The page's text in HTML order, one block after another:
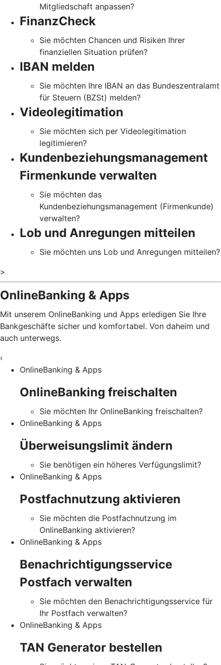
Mitgliedschaft anpassen?
FinanzCheck
Sie möchten Chancen und Risiken Ihrer
finanziellen Situation prüfen?
IBAN melden
Sie möchten Ihre IBAN an das Bundeszentralamt
für Steuern (BZSt) melden?
Videolegitimation
Sie möchten sich per Videolegitimation
legitimieren?
Kundenbeziehungsmanagement
Firmenkunde verwalten
Sie möchten das
Kundenbeziehungsmanagement (Firmenkunde)
verwalten?
Lob und Anregungen mitteilen
Sie möchten uns Lob und Anregungen mitteilen?
>
OnlineBanking & Apps
Mit unserem OnlineBanking und Apps erledigen Sie Ihre
Bankgeschäfte sicher und komfortabel. Von daheim und
auch unterwegs.
‹
OnlineBanking & Apps
OnlineBanking freischalten
Sie möchten Ihr OnlineBanking freischalten?
OnlineBanking & Apps
Überweisungslimit ändern
Sie benötigen ein höheres Verfügungslimit?
OnlineBanking & Apps
Postfachnutzung aktivieren
Sie möchten die Postfachnutzung im
OnlineBanking aktivieren?
OnlineBanking & Apps
Benachrichtigungsservice
Postfach verwalten
Sie möchten den Benachrichtigungsservice für
Ihr Postfach verwalten?
OnlineBanking & Apps
TAN Generator bestellen